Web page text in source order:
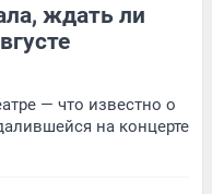
ждать ли
— что известно о
на концерте